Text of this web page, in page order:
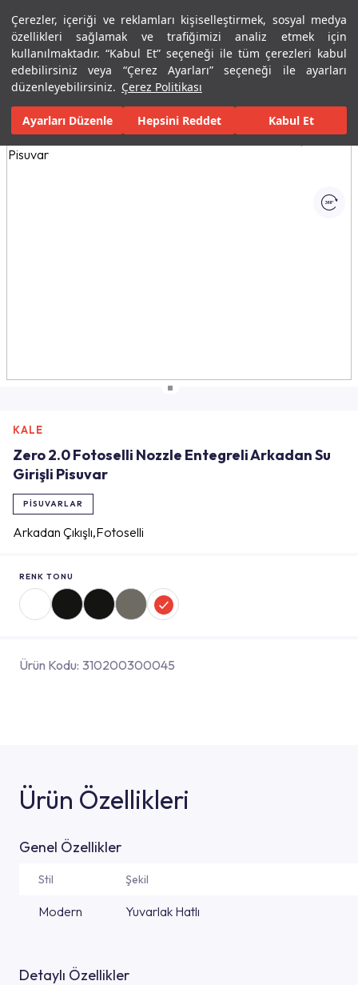
Çerezler, içeriği ve reklamları kişiselleştirmek, sosyal medya
özellikleri sağlamak ve trafiğimizi analiz etmek için
kullanılmaktadır. “Kabul Et” seçeneği ile tüm çerezleri kabul
edebilirsiniz veya “Çerez Ayarları” seçeneği ile ayarları
düzenleyebilirsiniz. Çerez Politikası
Ayarları Düzenle Hepsini Reddet Kabul Et
Menü Menü
Ana Sayfa Banyolar Seramik Banyo Ürünleri Pisuvarlar
Tüm Görseller(1)
KALE
Zero 2.0 Fotoselli Nozzle Entegreli Arkadan Su
Girişli Pisuvar
PISUVARLAR
Arkadan Çıkışlı,Fotoselli
RENK TONU
Ürün Kodu: 310200300045
Ürün Özellikleri
Genel Özellikler
Stil Şekil
Modern Yuvarlak Hatlı
Detaylı Özellikler